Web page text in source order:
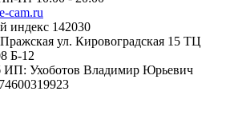
cam.ru
индекс 142030
ул. Кировоградская 15 ТЦ
Б-12
ИП: Ухоботов Владимир Юрьевич